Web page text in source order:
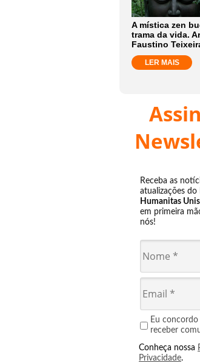
A mística zen
trama da vida.
Faustino
LER MAIS
Receba as
atualizações do
Humanitas
em primeira
nós!
Eu concordo
receber
Conheça nossa
Privacidade.